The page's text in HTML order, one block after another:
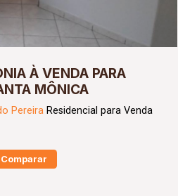
À VENDA PARA
MÔNICA
Pereira Residencial para Venda
Comparar